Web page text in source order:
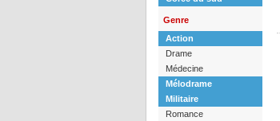
Genre
Action
Drame
Médecine
Mélodrame
Militaire
Romance